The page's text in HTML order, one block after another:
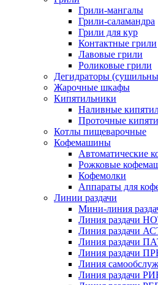
Грили-мангалы
Грили-саламандра
Грили для кур
Контактные грили
Лавовые грили
Роликовые грили
Дегидраторы
Жарочные шкафы
Кипятильники
Наливные
Проточные
Котлы пищеварочные
Кофемашины
Автоматические
Рожковые
Кофемолки
Аппараты для
Линии раздачи
Мини-линия
Линия раздачи
Линия раздачи
Линия раздачи
Линия раздачи
Линия
Линия раздачи